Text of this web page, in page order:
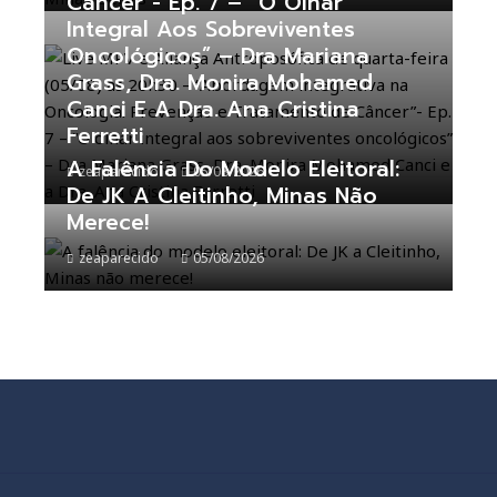
Integral Aos Sobreviventes
Oncológicos” – Dra Mariana
Grass, Dra. Monira Mohamed
Canci E A Dra. Ana Cristina
Ferretti
zeaparecido 05/08/2026
A Falência Do Modelo Eleitoral:
De JK A Cleitinho, Minas Não
Merece!
zeaparecido 05/08/2026